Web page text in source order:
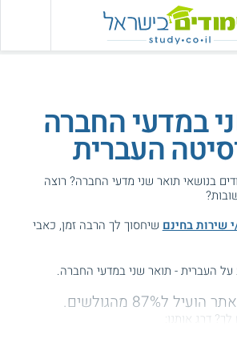
במדעי החברה
העברית
בנושאי תואר שני מדעי החברה? רוצה
שירות בחינם שיחסוך לך הרבה זמן, כאבי
העברית - תואר שני במדעי החברה.
ל87% מהגולשים.
לך? דרג אותנו: